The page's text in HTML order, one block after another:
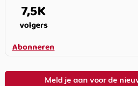
7,5K
volgers
Abonneren
Meld je aan voor de